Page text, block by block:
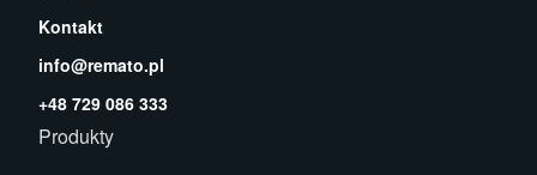
Kontakt
info@remato.pl
+48 729 086 333
Produkty